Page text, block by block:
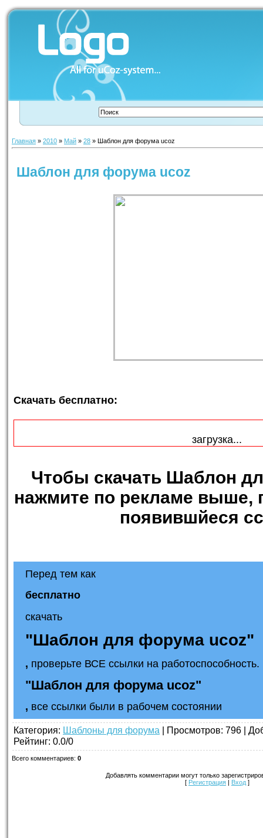
Главная » 2010 » Май » 28 » Шаблон для форума ucoz
Шаблон для форума ucoz
Скачать бесплатно:
загрузка...
Чтобы скачать Шаблон
нажмите по рекламе выше,
появившйеся
Перед тем как
бесплатно
скачать
"Шаблон для форума ucoz"
, проверьте ВСЕ ссылки на
"Шаблон для форума ucoz"
, все ссылки были в рабочем состоянии
Категория: Шаблоны для форума | Просмотров: 796 |
Рейтинг: 0.0/0
Всего комментариев: 0
Добавлять комментарии могут только
[ Регистрация | Вход ]